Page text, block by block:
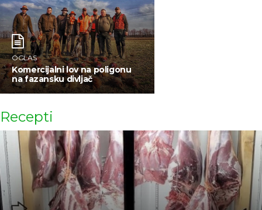
OGLAS
Komercijalni lov na poligonu
na fazansku divljač
Recepti